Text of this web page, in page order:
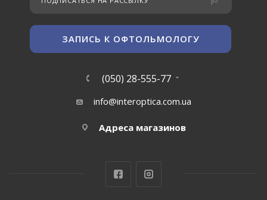
ЗАПИСЬ К ОФТОЛЬМОЛОГУ
(050) 28-555-77
info@interoptica.com.ua
Адреса магазинов